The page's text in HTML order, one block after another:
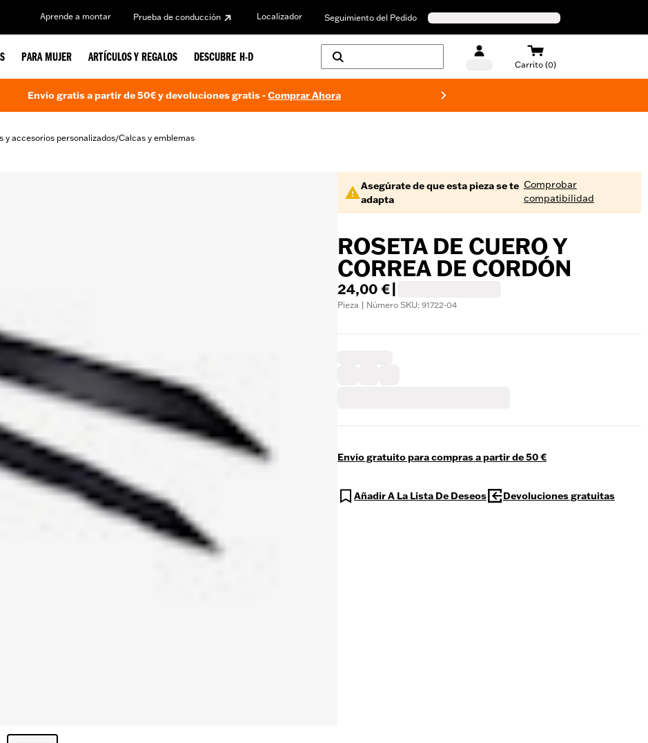
Aprende a montar Prueba de conducción Localizador Seguimiento del Pedido
PARA MUJER ARTÍCULOS Y REGALOS DESCUBRE H-D
Carrito (0)
Envío gratis a partir de 50€ y devoluciones gratis -Comprar Ahora
y accesorios personalizados/Calcas y emblemas
Asegúrate de que esta pieza se te
adapta
Comprobar
compatibilidad
ROSETA DE CUERO Y
CORREA DE CORDÓN
24,00 €
Pieza | Número SKU: 91722-04
Envío gratuito para compras a partir de 50 €
Añadir A La Lista De Deseos Devoluciones gratuitas